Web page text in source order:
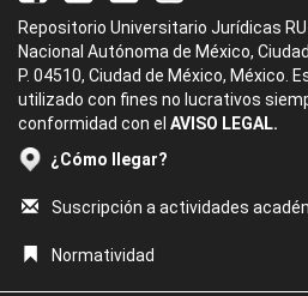
Repositorio Universitario Jurídicas
Nacional Autónoma de México,
P. 04510, Ciudad de México, México.
utilizado con fines no lucrativos
conformidad con el AVISO LEGAL.
¿Cómo llegar?
Suscripción a actividades
Normatividad